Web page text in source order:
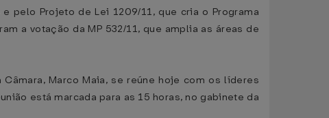
pelo Projeto de Lei 1209/11, que cria o Programa
a votação da MP 532/11, que amplia as áreas de
Marco Maia, se reúne hoje com os líderes
está marcada para as 15 horas, no gabinete da